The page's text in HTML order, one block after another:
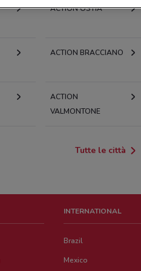
ACTION OSTIA
ACTION BRACCIANO
ACTION
VALMONTONE
Tutte le città
INTERNATIONAL
Brazil
Mexico